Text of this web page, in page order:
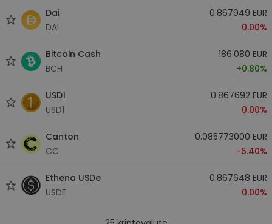
Dai
DAI
0.867949 EUR
0.00%
Bitcoin Cash
BCH
186.080 EUR
+0.80%
USD1
USD1
0.867692 EUR
0.00%
Canton
CC
0.085773000 EUR
-5.40%
Ethena USDe
USDE
0.867648 EUR
0.00%